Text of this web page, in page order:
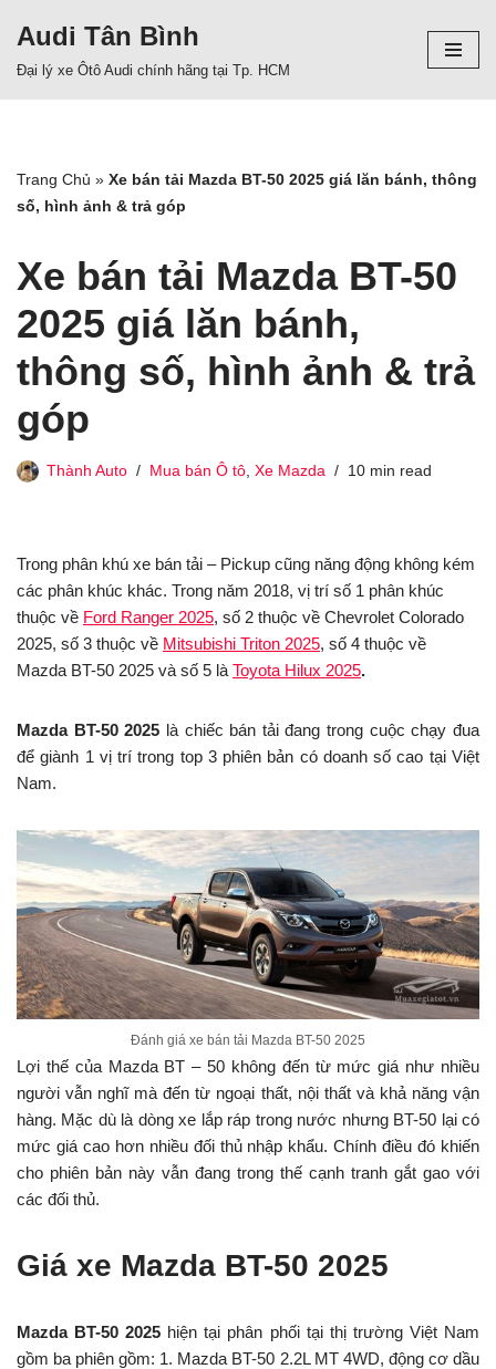
Audi Tân Bình
Đại lý xe Ôtô Audi chính hãng tại Tp. HCM
Trang Chủ » Xe bán tải Mazda BT-50 2025 giá lăn bánh, thông
số, hình ảnh & trả góp
Xe bán tải Mazda BT-50
2025 giá lăn bánh,
thông số, hình ảnh & trả
góp
Thành Auto Mua bán Ô tô, Xe Mazda 10 min read
Trong phân khú xe bán tải – Pickup cũng năng động không kém
các phân khúc khác. Trong năm 2018, vị trí số 1 phân khúc
thuộc về Ford Ranger 2025, số 2 thuộc về Chevrolet Colorado
2025, số 3 thuộc về Mitsubishi Triton 2025, số 4 thuộc về
Mazda BT-50 2025 và số 5 là Toyota Hilux 2025.
Mazda BT-50 2025 là chiếc bán tải đang trong cuộc chạy đua
để giành 1 vị trí trong top 3 phiên bản có doanh số cao tại Việt
Nam.
Đánh giá xe bán tải Mazda BT-50 2025
Lợi thế của Mazda BT – 50 không đến từ mức giá như nhiều
người vẫn nghĩ mà đến từ ngoại thất, nội thất và khả năng vận
hàng. Mặc dù là dòng xe lắp ráp trong nước nhưng BT-50 lại có
mức giá cao hơn nhiều đối thủ nhập khẩu. Chính điều đó khiến
cho phiên bản này vẫn đang trong thế cạnh tranh gắt gao với
các đối thủ.
Giá xe Mazda BT-50 2025
Mazda BT-50 2025 hiện tại phân phối tại thị trường Việt Nam
gồm ba phiên gồm: 1. Mazda BT-50 2.2L MT 4WD, động cơ dầu